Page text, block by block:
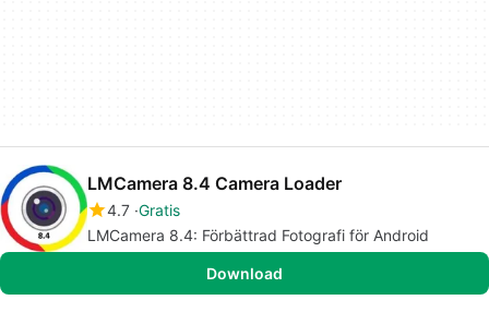
LMCamera 8.4 Camera Loader
4.7 Gratis
LMCamera 8.4: Förbättrad Fotografi för Android
Download